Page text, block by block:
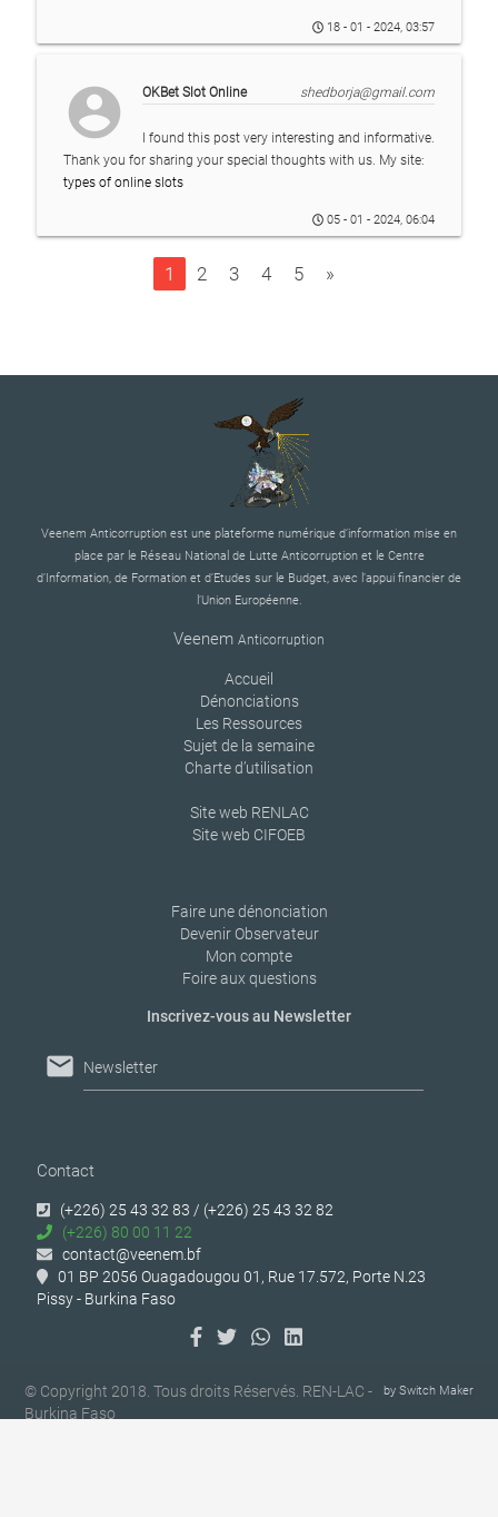
18 - 01 - 2024, 03:57
account_circle OKBet Slot Online shedborja@gmail.com
I found this post very interesting and informative.
Thank you for sharing your special thoughts with us. My site:
types of online slots
05 - 01 - 2024, 06:04
1 2 3 4 5 »
Veenem Anticorruption est une plateforme numérique d’information mise en
place par le Réseau National de Lutte Anticorruption et le Centre
d’Information, de Formation et d’Etudes sur le Budget, avec l’appui financier de
l’Union Européenne.
Veenem Anticorruption
Accueil
Dénonciations
Les Ressources
Sujet de la semaine
Charte d’utilisation
Site web RENLAC
Site web CIFOEB
Faire une dénonciation
Devenir Observateur
Mon compte
Foire aux questions
Inscrivez-vous au Newsletter
mail Newsletter
Contact
(+226) 25 43 32 83 / (+226) 25 43 32 82
(+226) 80 00 11 22
contact@veenem.bf
01 BP 2056 Ouagadougou 01, Rue 17.572, Porte N.23
Pissy - Burkina Faso
by Switch Maker
© Copyright 2018. Tous droits Réservés. REN-LAC -
Burkina Faso